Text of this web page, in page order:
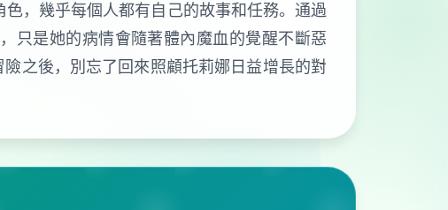
，幾乎每個人都有自己的故事和任務。通過
只是她的病情會隨著體內魔血的覺醒不斷惡
之後，別忘了回來照顧托莉娜日益增長的對